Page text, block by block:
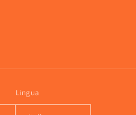
Lingua